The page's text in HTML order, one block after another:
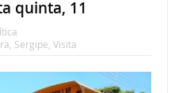
quinta, 11
Sergipe Visita